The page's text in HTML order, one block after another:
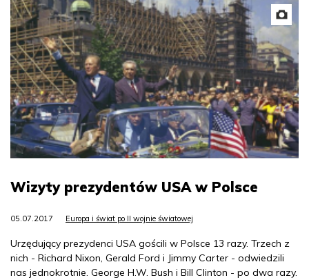
Wizyty prezydentów USA w Polsce
05.07.2017 Europa i świat po II wojnie światowej
Urzędujący prezydenci USA gościli w Polsce 13 razy. Trzech z
nich - Richard Nixon, Gerald Ford i Jimmy Carter - odwiedzili
nas jednokrotnie. George H.W. Bush i Bill Clinton - po dwa razy.